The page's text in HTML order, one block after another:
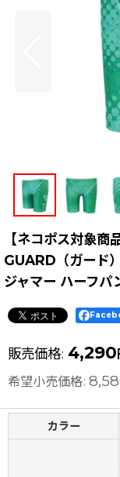
【ネコポス対象
GUARD（ガード
ジャマー ハーフパ
販売価格: 4,290
希望小売価格:
カラー